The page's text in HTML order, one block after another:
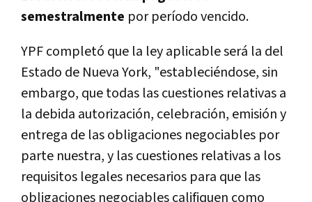
semestralmente por período vencido.
YPF completó que la ley aplicable será la del
Estado de Nueva York, "estableciéndose, sin
embargo, que todas las cuestiones relativas a
la debida autorización, celebración, emisión y
entrega de las obligaciones negociables por
parte nuestra, y las cuestiones relativas a los
requisitos legales necesarios para que las
obligaciones negociables califiquen como